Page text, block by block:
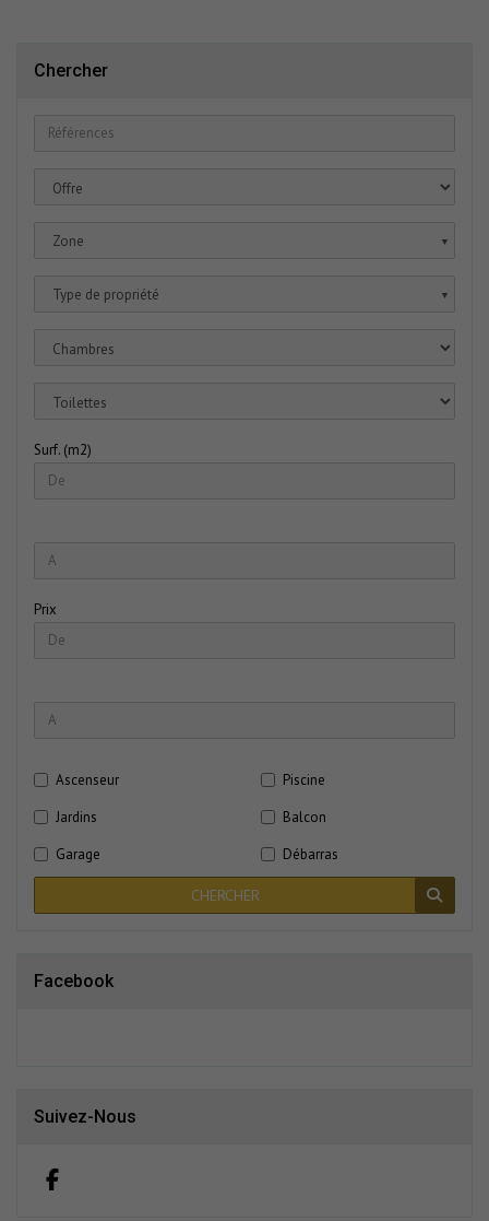
Chercher
Zone ▼
Type de propriété ▼
Surf. (m2)
Prix
Ascenseur
Piscine
Jardins
Balcon
Garage
Débarras
CHERCHER
Facebook
Suivez-Nous